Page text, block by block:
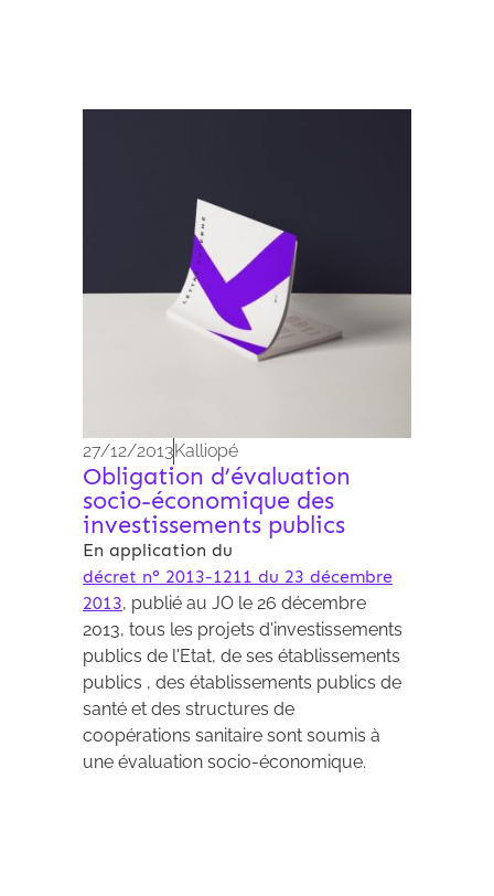
27/12/2013Kalliopé
Obligation d’évaluation
socio-économique des
investissements publics
En application du
décret n° 2013-1211 du 23 décembre
2013, publié au JO le 26 décembre
2013, tous les projets d'investissements
publics de l'Etat, de ses établissements
publics , des établissements publics de
santé et des structures de
coopérations sanitaire sont soumis à
une évaluation socio-économique.